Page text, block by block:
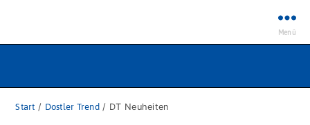
Menü
Start / Dostler Trend/ DT Neuheiten